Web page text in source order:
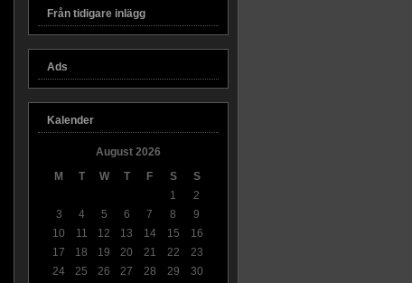
Från tidigare inlägg
Ads
Kalender
August 2026
M
T W T F S
S
1
2
3
4 5 6 7 8
9
10
11 12 13 14 15
16
17
18 19 20 21 22
23
24
25 26 27 28 29
30